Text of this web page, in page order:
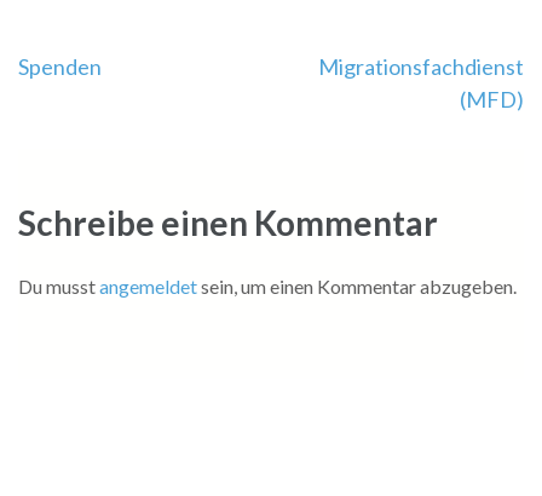
Beitragsnavigation
Spenden
Migrationsfachdienst
(MFD)
Schreibe einen Kommentar
Du musstangemeldetsein, um einen Kommentar abzugeben.